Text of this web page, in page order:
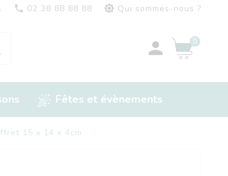
 02 38 88 88 88  Qui sommes-nous ?
 0
Fêtes et évènements
15 x 14 x 4cm